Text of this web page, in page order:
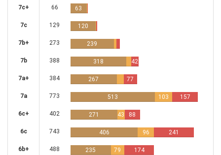
7c+ 66 63
7c 129 120
7b+ 273 239
7b 388 318 42
7a+ 384 267 77
7a 773 513 103 157
6c+ 402 271 43 88
6c 743 406 96 241
6b+ 488 235 79 174